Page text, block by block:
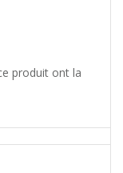
produit ont la